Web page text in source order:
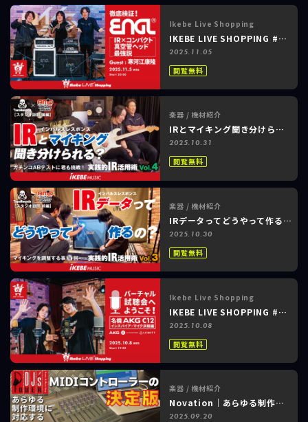
Ikebe Live Shopping
IKEBE LIVE SHOPPING #171 アンプステーション / リボレ秋葉原店 ～ENGL｜徹底検証！『IR×コンパクト真空管ヘッド最強説』Guest 寒河江康隆～
2025.11.05
閲覧無料
楽器 / 機材紹介
IRとマイキング聞き分けられる？実践的 IR 活用術 Vol.4＜スタジオ訪問 後編＞【TacoSounds × アンプステーション】
2025.10.31
閲覧無料
楽器 / 機材紹介
IRデータってどうやって作るの？実践的 IR 活用術 Vol.3＜スタジオ訪問 前編＞【TacoSounds × アンプステーション】
2025.10.30
閲覧無料
Ikebe Live Shopping
IKEBE LIVE SHOPPING #165 パワーレック ～バーチャル試聴会へようこそ！～名機C12インスパイア・マイク決戦編｜AKG, JZ Microphones, LEWITT～
2025.10.08
閲覧無料
楽器 / 機材紹介
Novation｜あらゆる制作環境に対応するMIDIコントローラーの決定版「Launch Control XL 3」をご紹介！
2025.09.20